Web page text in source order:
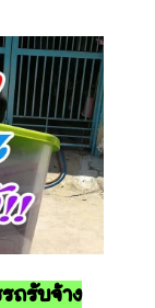
ถรับจ้าง